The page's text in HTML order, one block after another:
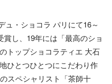
ュ・ショコラ パリにて16～
し、19年には「最高のショ
トップショコラティエ 大石
ひとつひとつにこだわり作
スペシャリスト「茶師十